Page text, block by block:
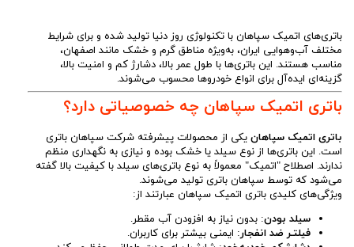
باتری‌های اتمیک سپاهان با تکنولوژی روز دنیا تولید شده و برای شرایط
مختلف آب‌وهوایی ایران، به‌ویژه مناطق گرم و خشک مانند اصفهان،
مناسب هستند. این باتری‌ها با طول عمر بالا، دشارژ کم و امنیت بالا،
گزینه‌ای ایده‌آل برای انواع خودروها محسوب می‌شوند.
باتری اتمیک سپاهان چه خصوصیاتی دارد؟
باتری اتمیک سپاهان یکی از محصولات پیشرفته شرکت سپاهان باتری
است. این باتری‌ها از نوع سیلد یا خشک بوده و نیازی به نگهداری منظم
ندارند. اصطلاح "اتمیک" معمولاً به نوع باتری‌های سیلد با کیفیت بالا گفته
می‌شود که توسط سپاهان باتری تولید می‌شوند.
ویژگی‌های کلیدی باتری اتمیک سپاهان عبارتند از:
سیلد بودن: بدون نیاز به افزودن آب مقطر.
فیلتـر ضد انفجار: ایمنی بیشتر برای کاربران.